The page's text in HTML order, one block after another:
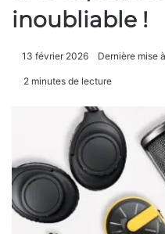
inoubliable !
13 février 2026 Dernière mise
2 minutes de lecture